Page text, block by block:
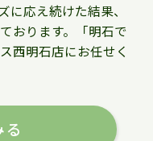
に応え続けた結果、
おります。「明石で
西明石店にお任せく